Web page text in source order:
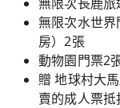
無限次水世
房）2張
動物園門票2
贈 地球村大
賣的成人票